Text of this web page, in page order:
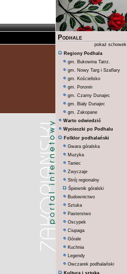
Podhale
pokaż schowek
Regiony Podhala
gm. Bukowina Tatrz.
gm. Nowy Targ i Szaflary
gm. Kościelisko
gm. Poronin
gm. Czarny Dunajec
gm. Biały Dunajec
gm. Zakopane
Warto odwiedzić
Wycieczki po Podhalu
Folklor podhalański
Gwara góralska
Muzyka
Taniec
Zwyczaje
Strój regionalny
Śpiewnik góralski
Budownictwo
Sztuka
Pasterstwo
Oscypek
Ciupaga
Górale
Kuchnia
Legendy
Owczarek podhalański
Kultura i sztuka